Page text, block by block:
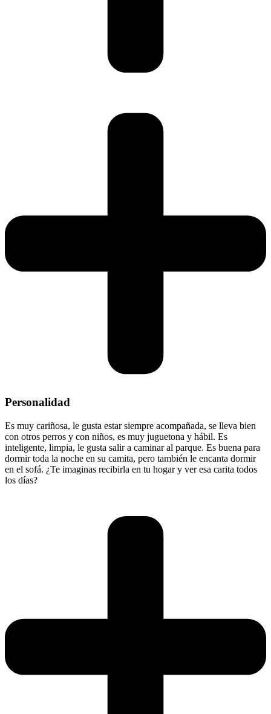
Personalidad
Es muy cariñosa, le gusta estar siempre acompañada, se lleva bien
con otros perros y con niños, es muy juguetona y hábil. Es
inteligente, limpia, le gusta salir a caminar al parque. Es buena para
dormir toda la noche en su camita, pero también le encanta dormir
en el sofá. ¿Te imaginas recibirla en tu hogar y ver esa carita todos
los días?